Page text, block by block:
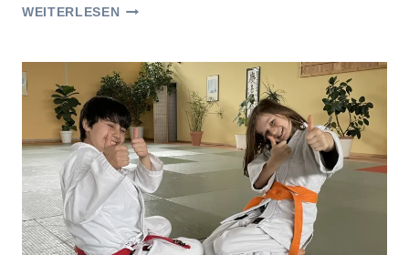
WEITERLESEN„WIR
IM
SCHLOSSGARTEN